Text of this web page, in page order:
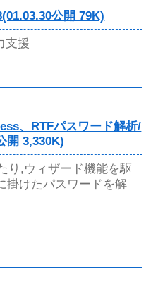
公開 79K)
支援
、RTFパスワード解析/
開 3,330K)
り,ウィザード機能を駆
掛けたパスワードを解